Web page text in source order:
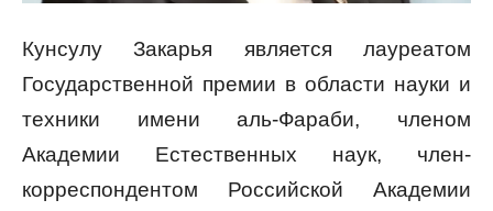
Кунсулу Закарья является лауреатом
Государственной премии в области науки и
техники имени аль-Фараби, членом
Академии Естественных наук, член-
корреспондентом Российской Академии